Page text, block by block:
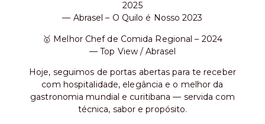
2025
— Abrasel – O Quilo é Nosso 2023
🥇 Melhor Chef de Comida Regional – 2024
— Top View / Abrasel
Hoje, seguimos de portas abertas para te receber
com hospitalidade, elegância e o melhor da
gastronomia mundial e curitibana — servida com
técnica, sabor e propósito.